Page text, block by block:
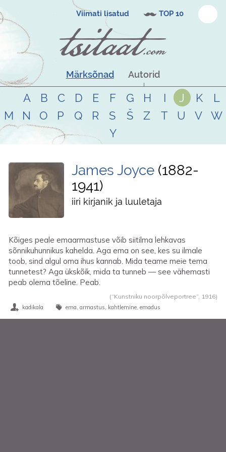
Viimati lisatud TOP 10
Märksõnad Autorid
A B C D E F G H I J K
L
M
N O P Q R S Š Z T U V
W
Y
James Joyce 1882-
1941
iiri kirjanik ja luuletaja
Kõiges peale emaarmastuse võib siitilma lehkavas
sõnnikuhunnikus kahelda. Aga ema on see, kes su ilmale
toob, sind algul oma ihus kannab. Mida teame meie tema
tunnetest? Aga ükskõik, mida ta tunneb — see vähemasti
peab olema tõeline. Peab.
(“Kunstniku noorpõlveportree”, 1916)
kadikala ema armastus kahtlemine emadus